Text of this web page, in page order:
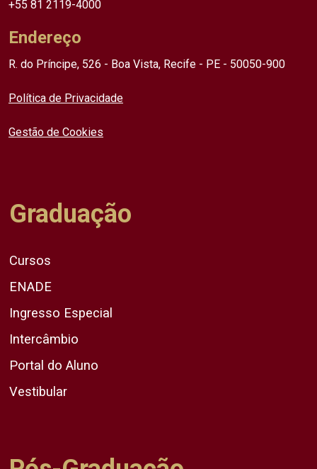
+55 81 2119-4000
Endereço
R. do Príncipe, 526 - Boa Vista, Recife - PE - 50050-900
Política de Privacidade
Gestão de Cookies
Graduação
Cursos
ENADE
Ingresso Especial
Intercâmbio
Portal do Aluno
Vestibular